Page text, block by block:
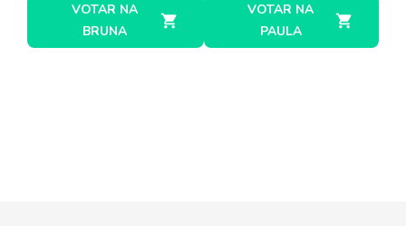
VOTAR NA
BRUNA
VOTAR NA
PAULA